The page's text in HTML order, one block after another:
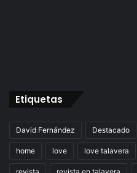
Etiquetas
David Fernández Destacado
home love love talavera